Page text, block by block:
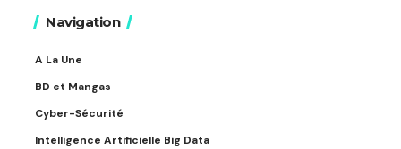
Navigation
A La Une
BD et Mangas
Cyber-Sécurité
Intelligence Artificielle Big Data